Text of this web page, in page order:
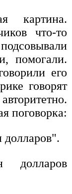
картина.
что-то
помогали.
его
говорят
поговорка:
долларов